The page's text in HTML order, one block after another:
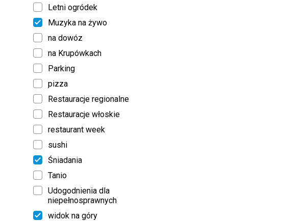
Letni ogródek
Muzyka na żywo
na dowóz
na Krupówkach
Parking
pizza
Restauracje regionalne
Restauracje włoskie
restaurant week
sushi
Śniadania
Tanio
Udogodnienia dla
niepełnosprawnych
widok na góry